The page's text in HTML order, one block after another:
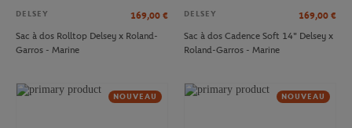
DELSEY 169,00 €
Sac à dos Rolltop Delsey x Roland-
Garros - Marine
DELSEY 169,00 €
Sac à dos Cadence Soft 14" Delsey x
Roland-Garros - Marine
NOUVEAU NOUVEAU